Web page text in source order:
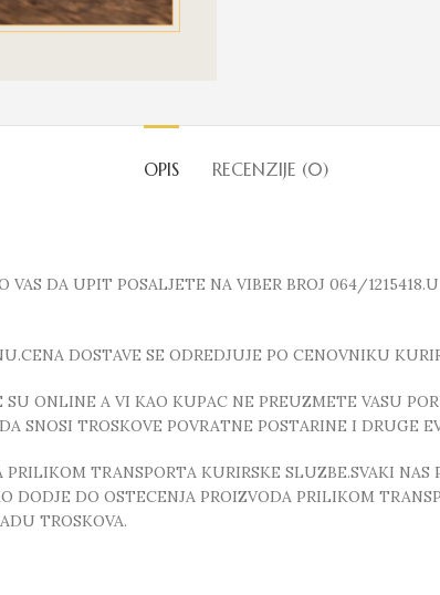
OPIS RECENZIJE (0)
DA UPIT POSALJETE NA VIBER BROJ 064/
DOSTAVE SE ODREDJUJE PO CENOVNIKU
ONLINE A VI KAO KUPAC NE PREUZMETE VASU
SNOSI TROSKOVE POVRATNE POSTARINE I DRUGE
TRANSPORTA KURIRSKE SLUZBE.SVAKI
DO OSTECENJA PROIZVODA PRILIKOM
TROSKOVA.